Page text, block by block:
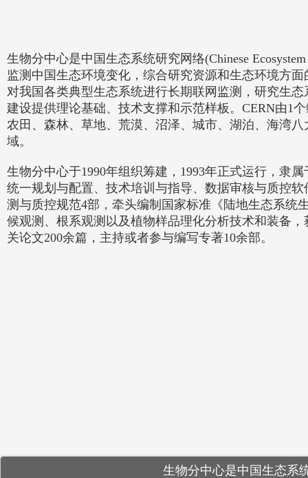
生物分中心是中国生态系统研究网络(Chinese
监测中国生态环境变化，综合研究资源和生态环境方
对我国各类典型生态系统进行长期联网监测，研究生
建设提供理论基础、技术支撑和示范样板。CERN由1
农田、森林、草地、荒漠、沼泽、城市、湖泊、海湾
域。
生物分中心于1990年组织筹建，1993年正式运行，隶
统一规划与配置、技术培训与指导、数据审核与质控
测与质控规范4部，牵头编制国家标准《陆地生态系统
候观测、根系观测以及植物样品理化分析技术和装备
关论文200余篇，主持或者参与编写专著10余部。
生物分中心是中国生态系